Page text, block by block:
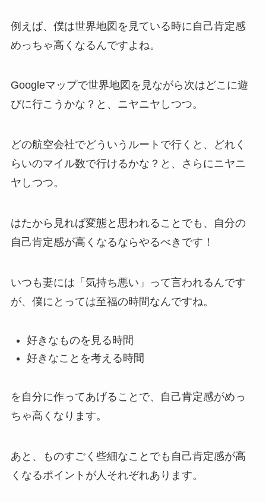
例えば、僕は世界地図を見ている時に自己肯定感
めっちゃ高くなるんですよね。
Googleマップで世界地図を見ながら次はどこに遊
びに行こうかな？と、ニヤニヤしつつ。
どの航空会社でどういうルートで行くと、どれく
らいのマイル数で行けるかな？と、さらにニヤニ
ヤしつつ。
はたから見れば変態と思われることでも、自分の
自己肯定感が高くなるならやるべきです！
いつも妻には「気持ち悪い」って言われるんです
が、僕にとっては至福の時間なんですね。
好きなものを見る時間
好きなことを考える時間
を自分に作ってあげることで、自己肯定感がめっ
ちゃ高くなります。
あと、ものすごく些細なことでも自己肯定感が高
くなるポイントが人それぞれあります。